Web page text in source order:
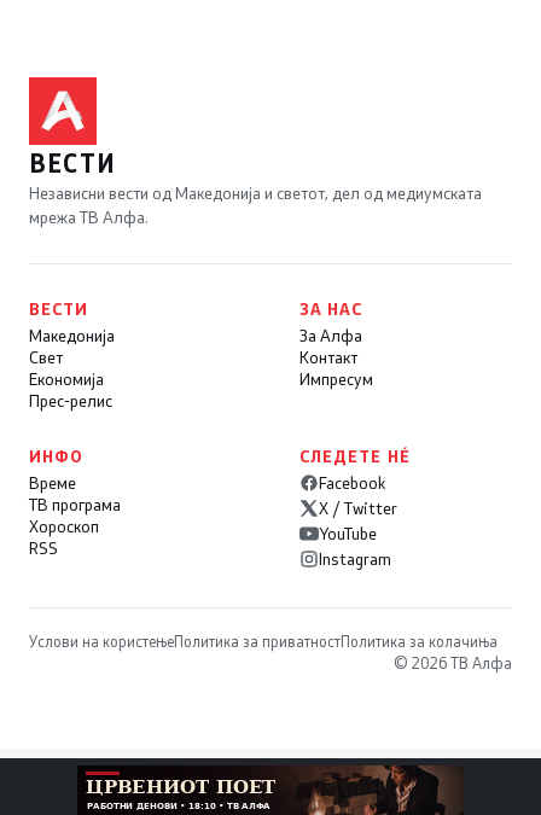
ВЕСТИ
Независни вести од Македонија и светот, дел од медиумската
мрежа ТВ Алфа.
ВЕСТИ
Македонија
Свет
Економија
Прес-релис
ЗА НАС
За Алфа
Контакт
Импресум
ИНФО
Време
ТВ програма
Хороскоп
RSS
СЛЕДЕТЕ НÉ
Facebook
X / Twitter
YouTube
Instagram
Услови на користењеПолитика за приватностПолитика за колачиња
© 2026 ТВ Алфа